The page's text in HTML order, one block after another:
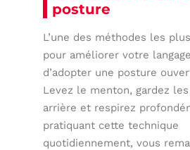
posture
L’une des méthodes les
pour améliorer votre
d’adopter une posture
Levez le menton, gardez
arrière et respirez
pratiquant cette technique
quotidiennement, vous